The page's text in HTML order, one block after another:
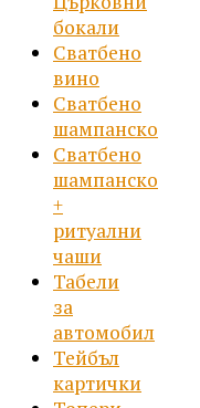
бокали
Сватбено
вино
Сватбено
шампанско
Сватбено
шампанско
+
ритуални
чаши
Табели
за
автомобил
Тейбъл
картички